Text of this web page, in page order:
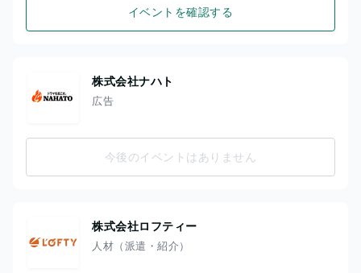
イベントを確認する
株式会社ナハト
広告
今後のイベントはありません
株式会社ロフティー
人材（派遣・紹介）